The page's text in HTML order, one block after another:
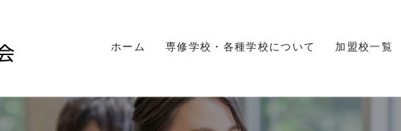
ホーム 専修学校・各種学校について 加盟校一覧